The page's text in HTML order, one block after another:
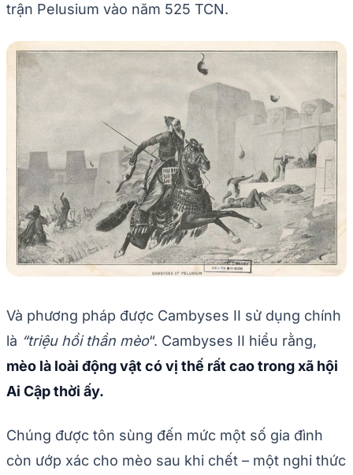
trận Pelusium vào năm 525 TCN.
Và phương pháp được Cambyses II sử dụng chính
là “triệu hồi thần mèo“. Cambyses II hiểu rằng,
mèo là loài động vật có vị thế rất cao trong xã hội
Ai Cập thời ấy.
Chúng được tôn sùng đến mức một số gia đình
còn ướp xác cho mèo sau khi chết – một nghi thức